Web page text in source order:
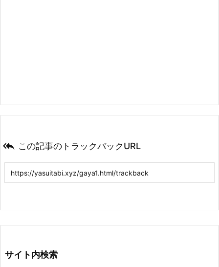
 この記事のトラックバックURL
サイト内検索